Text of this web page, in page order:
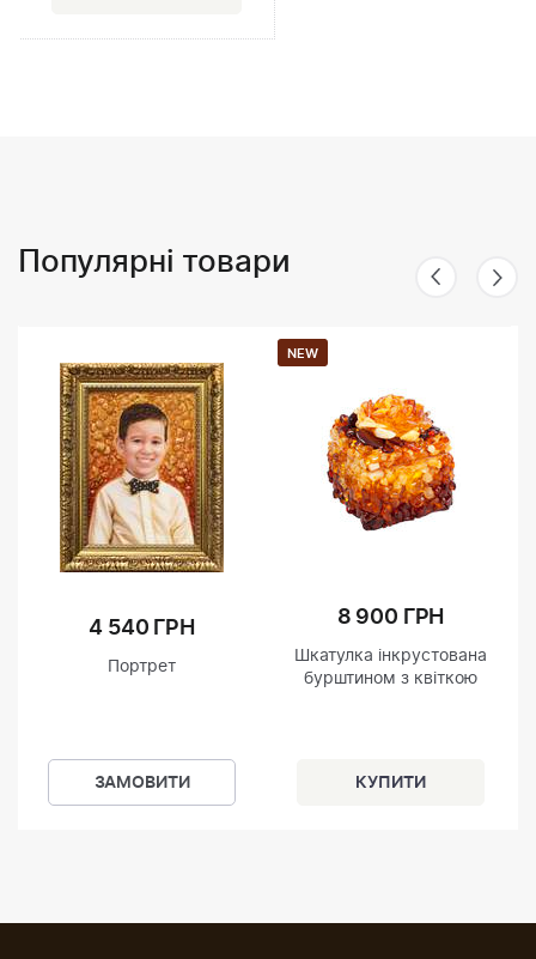
Популярні товари
4 540 ГРН
Портрет
ЗАМОВИТИ
NEW
8 900 ГРН
Шкатулка інкрустована
бурштином з квіткою